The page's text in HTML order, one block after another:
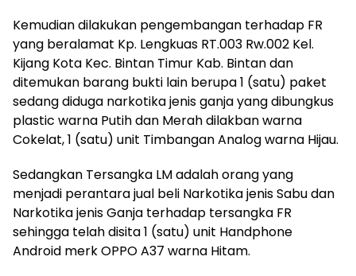
Kemudian dilakukan pengembangan terhadap FR
yang beralamat Kp. Lengkuas RT.003 Rw.002 Kel.
Kijang Kota Kec. Bintan Timur Kab. Bintan dan
ditemukan barang bukti lain berupa 1 (satu) paket
sedang diduga narkotika jenis ganja yang dibungkus
plastic warna Putih dan Merah dilakban warna
Cokelat, 1 (satu) unit Timbangan Analog warna Hijau.
Sedangkan Tersangka LM adalah orang yang
menjadi perantara jual beli Narkotika jenis Sabu dan
Narkotika jenis Ganja terhadap tersangka FR
sehingga telah disita 1 (satu) unit Handphone
Android merk OPPO A37 warna Hitam.